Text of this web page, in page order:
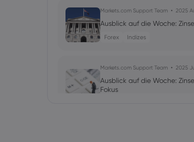
Markets.com Support Team 2025
Ausblick auf die Woche:
Forex Indizes
Markets.com Support Team 2025
Ausblick auf die Woche:
Fokus